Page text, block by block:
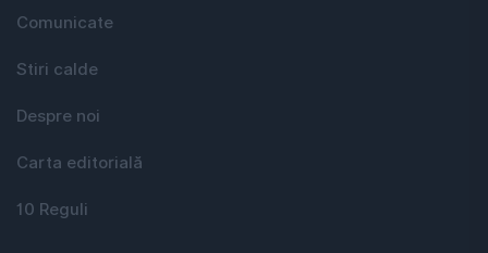
Comunicate
Stiri calde
Despre noi
Carta editorială
10 Reguli